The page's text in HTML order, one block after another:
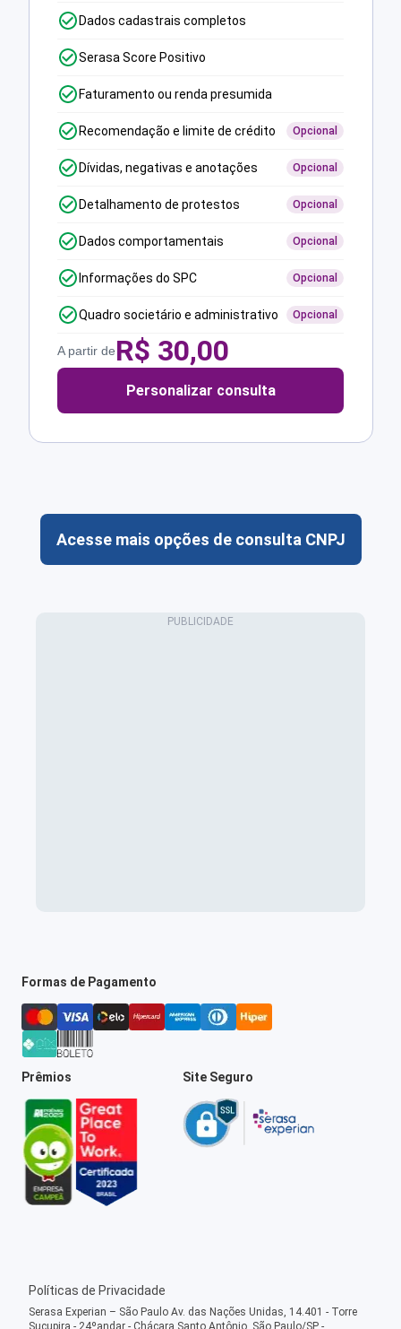
Dados cadastrais completos
Serasa Score Positivo
Faturamento ou renda presumida
Recomendação e limite de crédito Opcional
Dívidas, negativas e anotações Opcional
Detalhamento de protestos Opcional
Dados comportamentais Opcional
Informações do SPC Opcional
Quadro societário e administrativo Opcional
A partir deR$ 30,00
Personalizar consulta
Acesse mais opções de consulta CNPJ
Formas de Pagamento
Prêmios Site Seguro
Políticas de Privacidade
Serasa Experian – São Paulo Av. das Nações Unidas, 14.401 - Torre
Sucupira - 24ºandar - Chácara Santo Antônio, São Paulo/SP -